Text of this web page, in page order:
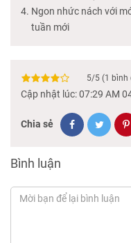
Ngon nhức nách với
tuần mới
5/5 (1 bình
Cập nhật lúc: 07:29 AM
Chia sẻ
Bình luận